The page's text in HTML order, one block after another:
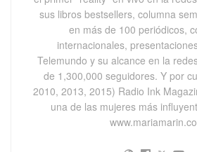
sus libros bestsellers, columna
en más de 100 periódicos,
internacionales,
Telemundo y su alcance en la
de 1,300,000 seguidores. Y por
2010, 2013, 2015) Radio Ink
una de las mujeres más